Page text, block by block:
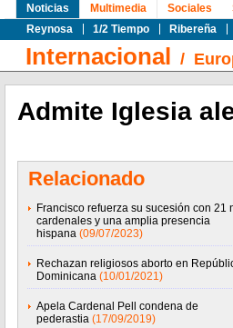
Noticias
Reynosa
1/2 Tiempo Ribereña
Multimedia Sociales
Internacional /
Admite Iglesia
Relacionado
Francisco refuerza su sucesión con 21
cardenales y una amplia presencia
hispana (09/07/2023)
Rechazan religiosos aborto en
Dominicana (10/01/2021)
Apela Cardenal Pell condena de
pederastia (17/09/2019)